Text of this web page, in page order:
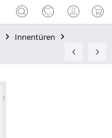
Innentüren